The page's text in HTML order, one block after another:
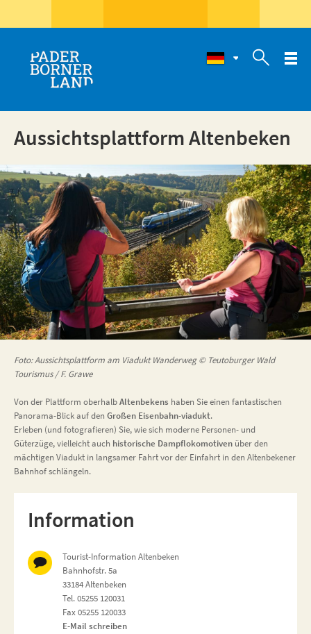

Aussichtsplattform Altenbeken
Foto: Aussichtsplattform am Viadukt Wanderweg © Teutoburger Wald
Tourismus / F. Grawe
Von der Plattform oberhalbAltenbekens haben Sie einen fantastischen
Panorama-Blick auf den Großen Eisenbahn-viadukt.
Erleben (und fotografieren) Sie, wie sich moderne Personen- und
Güterzüge, vielleicht auch historische Dampflokomotiven über den
mächtigen Viadukt in langsamer Fahrt vor der Einfahrt in den Altenbekener
Bahnhof schlängeln.
Information
Tourist-Information Altenbeken
Bahnhofstr. 5a
33184 Altenbeken
Tel. 05255 120031
Fax 05255 120033
E-Mail schreiben